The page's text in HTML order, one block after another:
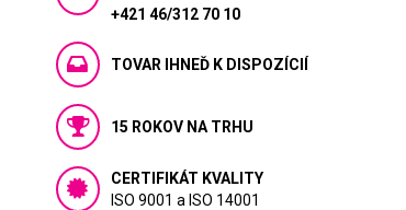
+421 46/312 70 10
TOVAR IHNEĎ K DISPOZÍCIÍ
15 ROKOV NA TRHU
CERTIFIKÁT KVALITY
ISO 9001 a ISO 14001